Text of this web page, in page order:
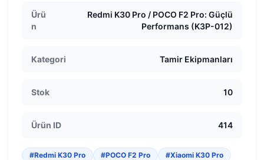
Ürü
n
Redmi K30 Pro / POCO F2 Pro: Güçlü
Performans (K3P-012)
Kategori Tamir Ekipmanları
Stok 10
Ürün ID 414
#Redmi K30 Pro #POCO F2 Pro
#Xiaomi K30 Pro